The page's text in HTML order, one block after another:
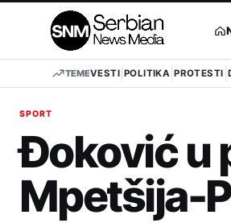
TEMEVESTI POLITIKA PROTESTI
SPORT
Đoković u
Mpetšija-